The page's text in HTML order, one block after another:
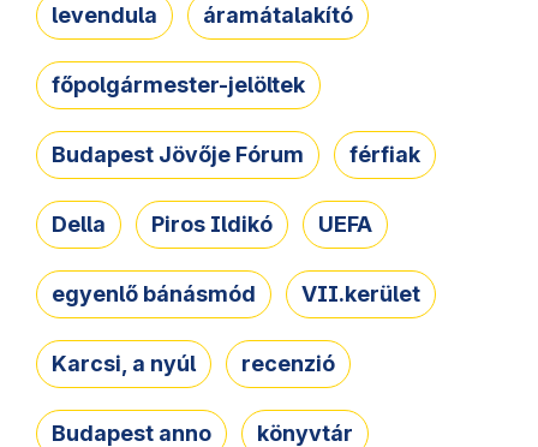
levendula áramátalakító
főpolgármester-jelöltek
Budapest Jövője Fórum férfiak
Della Piros Ildikó UEFA
egyenlő bánásmód VII.kerület
Karcsi, a nyúl recenzió
Budapest anno könyvtár